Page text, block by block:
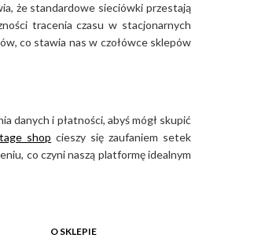
że standardowe sieciówki przestają
tracenia czasu w stacjonarnych
co stawia nas w czołówce sklepów
i płatności, abyś mógł skupić
shop cieszy się zaufaniem setek
co czyni naszą platformę idealnym
O SKLEPIE